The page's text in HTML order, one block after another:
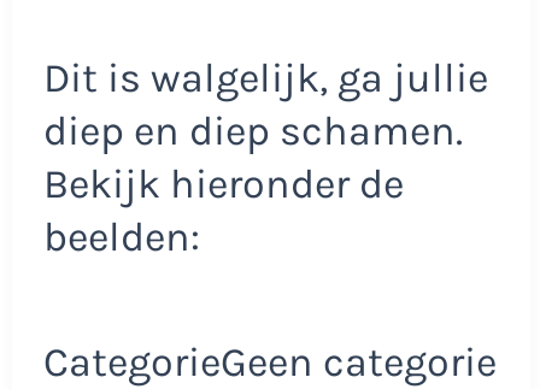
Dit is walgelijk, ga jullie
diep en diep schamen.
Bekijk hieronder de
beelden:
CategorieGeen categorie